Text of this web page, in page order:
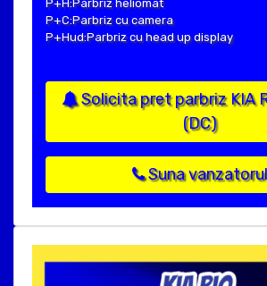
P+H:Parbriz heliomat
P+C:Parbriz cu camera
P+Hud:Parbriz cu head up display
Solicita pret parbriz KIA
(DC)
Suna vanzatorul